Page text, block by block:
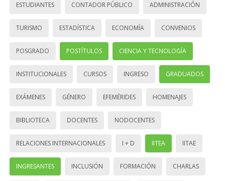
ESTUDIANTES CONTADOR PÚBLICO ADMINISTRACIÓN
TURISMO ESTADÍSTICA ECONOMÍA CONVENIOS
POSGRADO POSTÍTULOS CIENCIA Y TECNOLOGÍA
INSTITUCIONALES CURSOS INGRESO GRADUADOS
EXÁMENES GÉNERO EFEMÉRIDES HOMENAJES
BIBLIOTECA DOCENTES NODOCENTES
RELACIONES INTERNACIONALES I + D IITEA IITAE
INGRESANTES INCLUSIÓN FORMACIÓN CHARLAS